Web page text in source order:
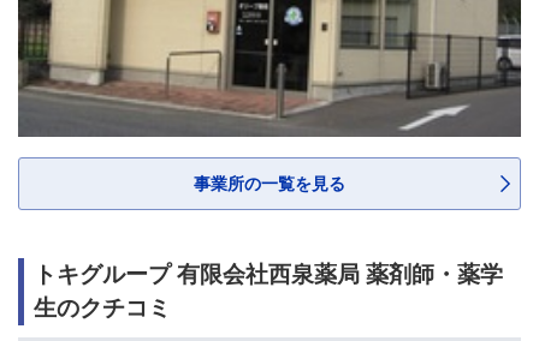
事業所の一覧を見る
トキグループ 有限会社西泉薬局 薬剤師・薬学
生のクチコミ